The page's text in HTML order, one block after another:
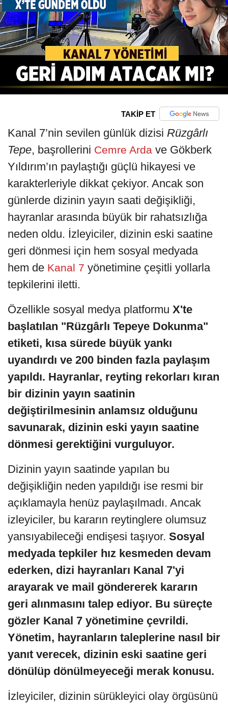
TAKİP ET
Kanal 7’nin sevilen günlük dizisi Rüzgârlı
Tepe, başrollerini Cemre Arda ve Gökberk
Yıldırım’ın paylaştığı güçlü hikayesi ve
karakterleriyle dikkat çekiyor. Ancak son
günlerde dizinin yayın saati değişikliği,
hayranlar arasında büyük bir rahatsızlığa
neden oldu. İzleyiciler, dizinin eski saatine
geri dönmesi için hem sosyal medyada
hem de Kanal 7 yönetimine çeşitli yollarla
tepkilerini iletti.
Özellikle sosyal medya platformu X'te
başlatılan "Rüzgârlı Tepeye Dokunma"
etiketi, kısa sürede büyük yankı
uyandırdı ve 200 binden fazla paylaşım
yapıldı. Hayranlar, reyting rekorları kıran
bir dizinin yayın saatinin
değiştirilmesinin anlamsız olduğunu
savunarak, dizinin eski yayın saatine
dönmesi gerektiğini vurguluyor.
Dizinin yayın saatinde yapılan bu
değişikliğin neden yapıldığı ise resmi bir
açıklamayla henüz paylaşılmadı. Ancak
izleyiciler, bu kararın reytinglere olumsuz
yansıyabileceği endişesi taşıyor. Sosyal
medyada tepkiler hız kesmeden devam
ederken, dizi hayranları Kanal 7'yi
arayarak ve mail göndererek kararın
geri alınmasını talep ediyor. Bu süreçte
gözler Kanal 7 yönetimine çevrildi.
Yönetim, hayranların taleplerine nasıl bir
yanıt verecek, dizinin eski saatine geri
dönülüp dönülmeyeceği merak konusu.
İzleyiciler, dizinin sürükleyici olay örgüsünü